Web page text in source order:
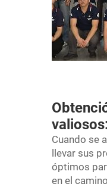
Cuando se
llevar sus
óptimos
en el